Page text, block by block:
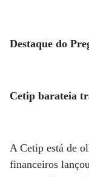
Destaque do
Cetip barateia
A Cetip está de
financeiros